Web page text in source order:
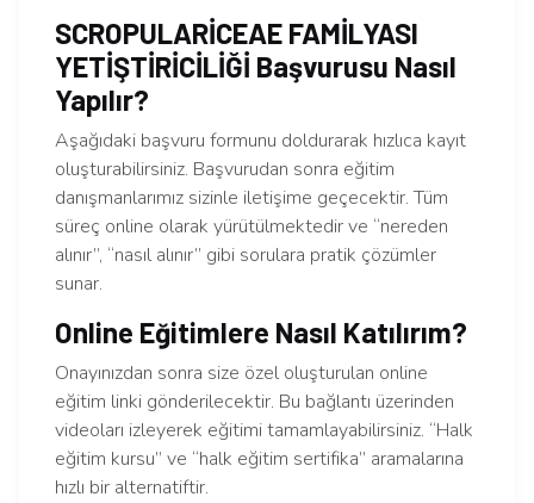
SCROPULARİCEAE FAMİLYASI
YETİŞTİRİCİLİĞİ Başvurusu Nasıl
Yapılır?
Aşağıdaki başvuru formunu doldurarak hızlıca kayıt
oluşturabilirsiniz. Başvurudan sonra eğitim
danışmanlarımız sizinle iletişime geçecektir. Tüm
süreç online olarak yürütülmektedir ve “nereden
alınır”, “nasıl alınır” gibi sorulara pratik çözümler
sunar.
Online Eğitimlere Nasıl Katılırım?
Onayınızdan sonra size özel oluşturulan online
eğitim linki gönderilecektir. Bu bağlantı üzerinden
videoları izleyerek eğitimi tamamlayabilirsiniz. “Halk
eğitim kursu” ve “halk eğitim sertifika” aramalarına
hızlı bir alternatiftir.